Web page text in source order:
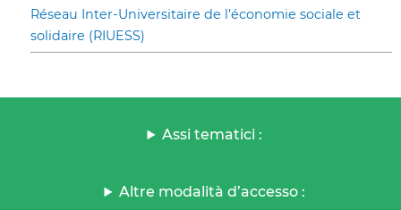
Réseau Inter-Universitaire de l’économie sociale et
solidaire (RIUESS)
Assi tematici :
Altre modalità d’accesso :